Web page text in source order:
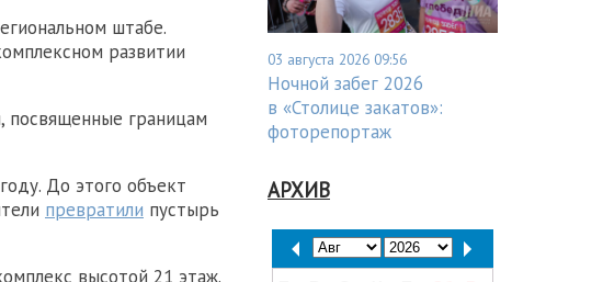
штабе.
развитии
посвященные границам
До этого объект
превратили пустырь
высотой 21 этаж.
03 августа 2026 09:56
Ночной забег 2026
в «Столице закатов»:
фоторепортаж
АРХИВ